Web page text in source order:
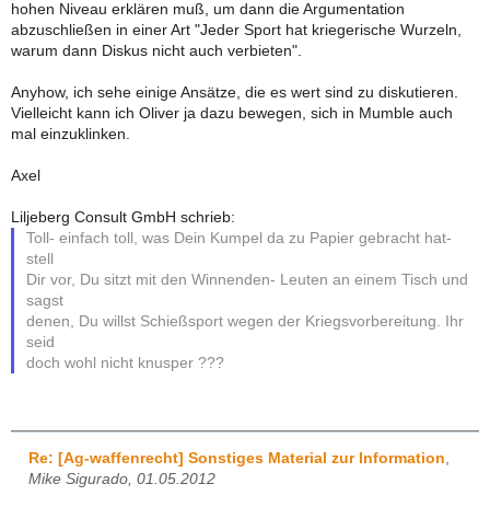
hohen Niveau erklären muß, um dann die Argumentation
abzuschließen in einer Art "Jeder Sport hat kriegerische Wurzeln,
warum dann Diskus nicht auch verbieten".
Anyhow, ich sehe einige Ansätze, die es wert sind zu diskutieren.
Vielleicht kann ich Oliver ja dazu bewegen, sich in Mumble auch
mal einzuklinken.
Axel
Liljeberg Consult GmbH schrieb:
Toll- einfach toll, was Dein Kumpel da zu Papier gebracht hat-
stell
Dir vor, Du sitzt mit den Winnenden- Leuten an einem Tisch und
sagst
denen, Du willst Schießsport wegen der Kriegsvorbereitung. Ihr
seid
doch wohl nicht knusper ???
Re: [Ag-waffenrecht] Sonstiges Material zur Information
Mike Sigurado, 01.05.2012